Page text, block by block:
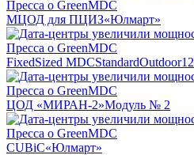
МЦОД для ПЦИЗ«Юлмарт»
FixedSized MDCStandardOutdoor12
ЦОД «МИРАН-2»Модуль № 2
CUBiC«Юлмарт»